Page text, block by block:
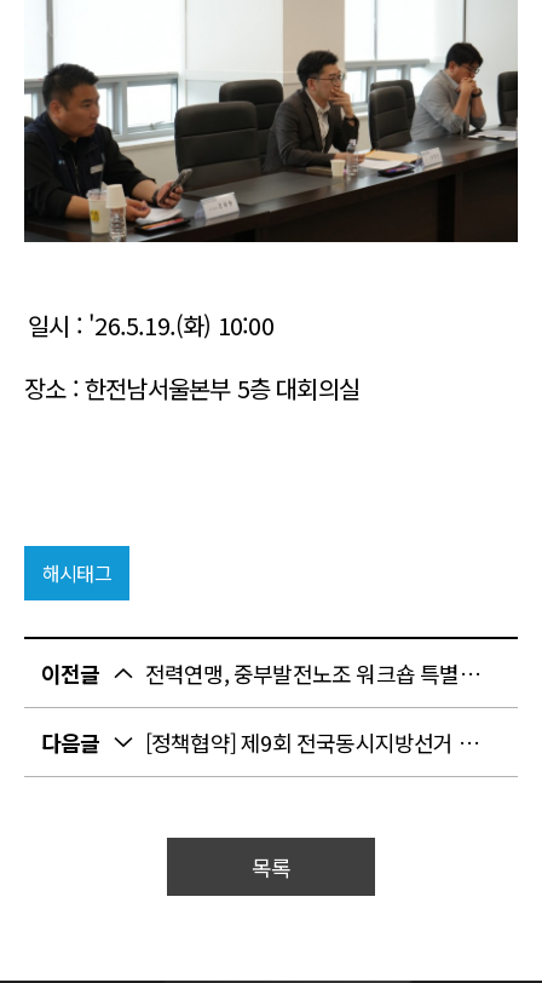
일시 : '26.5.19.(화) 10:00
장소 : 한전남서울본부 5층 대회의실
해시태그
이전글 전력연맹, 중부발전노조 워크숍 특별 강연 및 정기 대의원대회 참석
다음글 [정책협약] 제9회 전국동시지방선거 전기에너지 공공성 강화와 노동 존중 실현을 위한 정책협약서
목록